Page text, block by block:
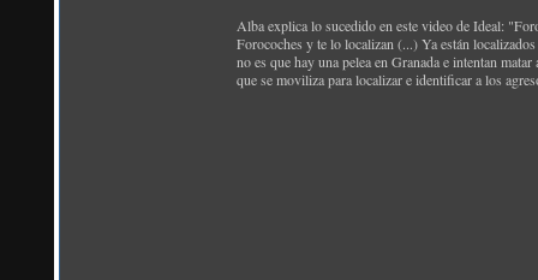
Alba explica lo sucedido en este video de Ideal:
Forocoches y te lo localizan (...) Ya están
no es que hay una pelea en Granada e intentan
que se moviliza para localizar e identificar a los